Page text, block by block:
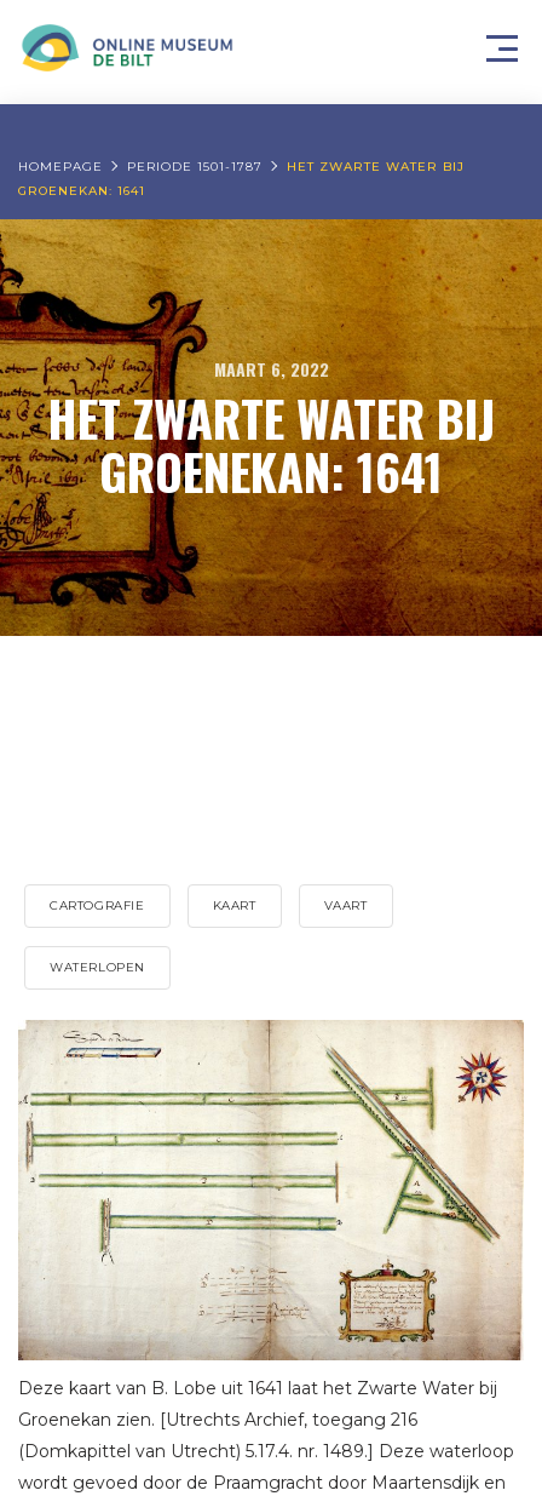
HOMEPAGE PERIODE 1501-1787
HET ZWARTE WATER BIJ
GROENEKAN: 1641
MAART 6, 2022
HET ZWARTE WATER BIJ
GROENEKAN: 1641
CARTOGRAFIE KAART VAART
WATERLOPEN
Deze kaart van B. Lobe uit 1641 laat het Zwarte Water bij
Groenekan zien. [Utrechts Archief, toegang 216
(Domkapittel van Utrecht) 5.17.4. nr. 1489.] Deze waterloop
wordt gevoed door de Praamgracht door Maartensdijk en